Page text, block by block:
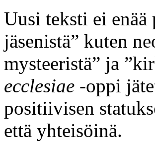
Uusi teksti ei
jäsenistä” kuten
mysteeristä” ja
ecclesiae -oppi
positiivisen
että yhteisöinä.